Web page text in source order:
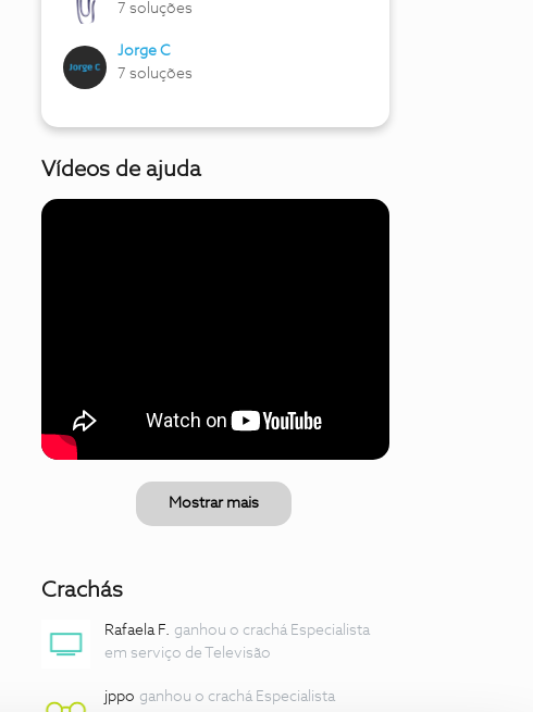
7 soluções
Jorge C
7 soluções
Vídeos de ajuda
Mostrar mais
Crachás
Rafaela F. ganhou o crachá Especialista
em serviço de Televisão
jppo ganhou o crachá Especialista